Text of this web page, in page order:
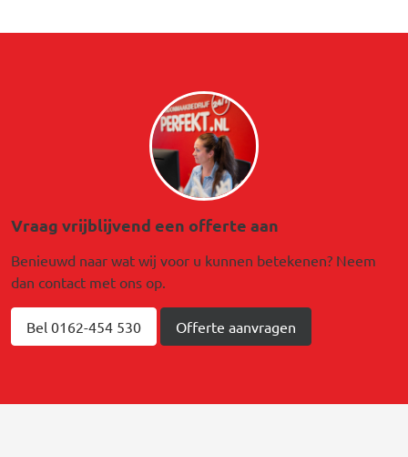
Afbeelding
Vraag vrijblijvend een offerte aan
Benieuwd naar wat wij voor u kunnen betekenen? Neem
dan contact met ons op.
Bel 0162-454 530 Offerte aanvragen